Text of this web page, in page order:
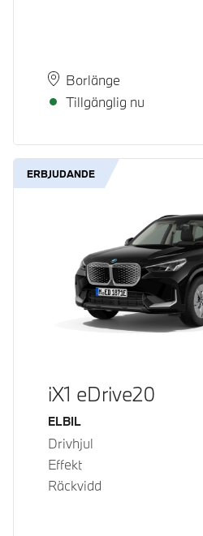
PlatsBorlänge
Leveranstid
Tillgänglig nu
ERBJUDANDE
iX1 eDrive20
Bränsle
ELBIL
Drivhjul
Effekt
Räckvidd